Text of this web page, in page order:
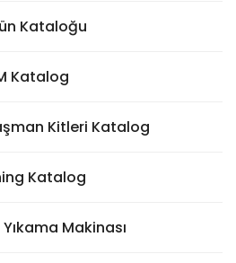
Kataloğu
Katalog
Kitleri Katalog
Katalog
Makinası